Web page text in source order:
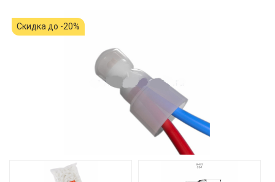
Скидка до -20%